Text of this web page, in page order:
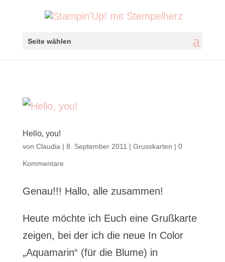
Seite wählen
Hello, you!
von Claudia | 8. September 2011 | Grusskarten | 0
Kommentare
Genau!!! Hallo, alle zusammen!
Heute möchte ich Euch eine Grußkarte
zeigen, bei der ich die neue In Color
„Aquamarin“ (für die Blume) in